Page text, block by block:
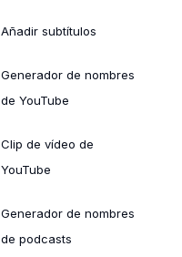
Añadir subtítulos
Generador de nombres
de YouTube
Clip de vídeo de
YouTube
Generador de nombres
de podcasts